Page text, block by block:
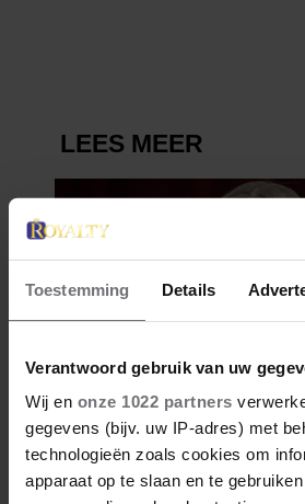
Toestemming Details
Verantwoord gebruik van uw
Wij en onze 1022 partners
gegevens (bijv. uw IP-adres) met
technologieën zoals cookies om
apparaat op te slaan en te